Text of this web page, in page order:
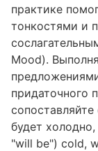
практике
тонкостями и
Mood).
придаточного
будет
"will be") cold,